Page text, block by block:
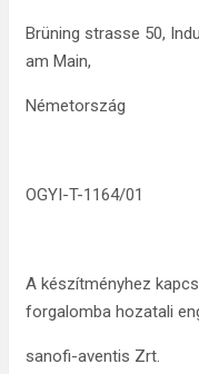
Brüning strasse 50,
am Main,
Németország
OGYI-T-1164/01
A készítményhez
forgalomba hozatali
sanofi-aventis Zrt.